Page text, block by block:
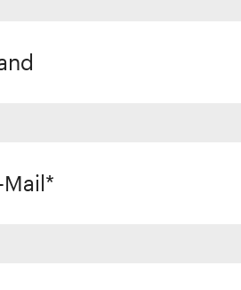
Mail